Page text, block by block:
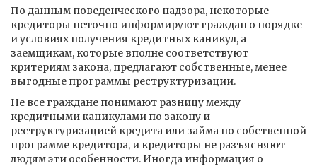
По данным поведенческого надзора, некоторые
кредиторы неточно информируют граждан о порядке
и условиях получения кредитных каникул, а
заемщикам, которые вполне соответствуют
критериям закона, предлагают собственные, менее
выгодные программы реструктуризации.
Не все граждане понимают разницу между
кредитными каникулами по закону и
реструктуризацией кредита или займа по собственной
программе кредитора, и кредиторы не разъясняют
людям эти особенности. Иногда информация о